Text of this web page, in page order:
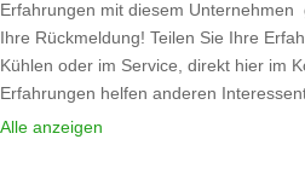
Erfahrungen mit diesem
Ihre Rückmeldung! Teilen Sie Ihre
Kühlen oder im Service, direkt hier im
Erfahrungen helfen anderen
Sollten Sie eine kritische Meinung
Alle anzeigen